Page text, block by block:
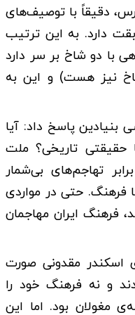
دقیقاً با توصیف‌های
دارد. به این ترتیب
با دو شاخ بر سر دارد
نیز هست) و این به
بنیادین پاسخ داد: آیا
حقیقتی تاریخی؟ ملت
تهاجم‌های بی‌شمار
فرهنگ. حتی در مواردی
فرهنگ ایران مهاجمان
اسکندر مقدونی صورت
و نه فرهنگ خود را
مغولان بود. اما این